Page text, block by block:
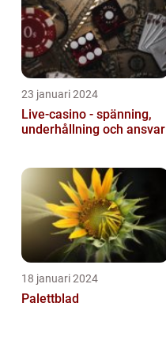
23 januari 2024
Live-casino - spänning,
underhållning och ansvar
18 januari 2024
Palettblad